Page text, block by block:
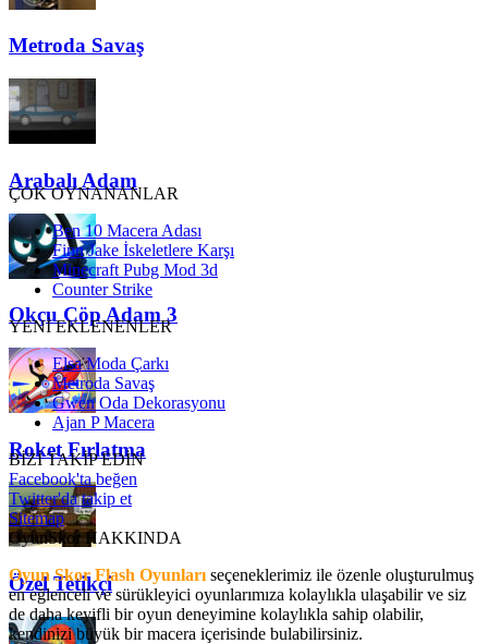
Metroda Savaş
Arabalı Adam
Okçu Çöp Adam 3
Roket Fırlatma
Özel Tetikçi
ÇOK OYNANANLAR
Ben 10 Macera Adası
Finn Jake İskeletlere Karşı
Minecraft Pubg Mod 3d
Counter Strike
YENİ EKLENENLER
Elsa Moda Çarkı
Metroda Savaş
Gwen Oda Dekorasyonu
Ajan P Macera
BİZİ TAKİP EDİN
Facebook'ta beğen
Twitter'da takip et
Sitemap
OyunSkor HAKKINDA
Oyun Skor Flash Oyunları seçeneklerimiz ile özenle oluşturulmuş
en eğlenceli ve sürükleyici oyunlarımıza kolaylıkla ulaşabilir ve siz
de daha keyifli bir oyun deneyimine kolaylıkla sahip olabilir,
kendinizi büyük bir macera içerisinde bulabilirsiniz.